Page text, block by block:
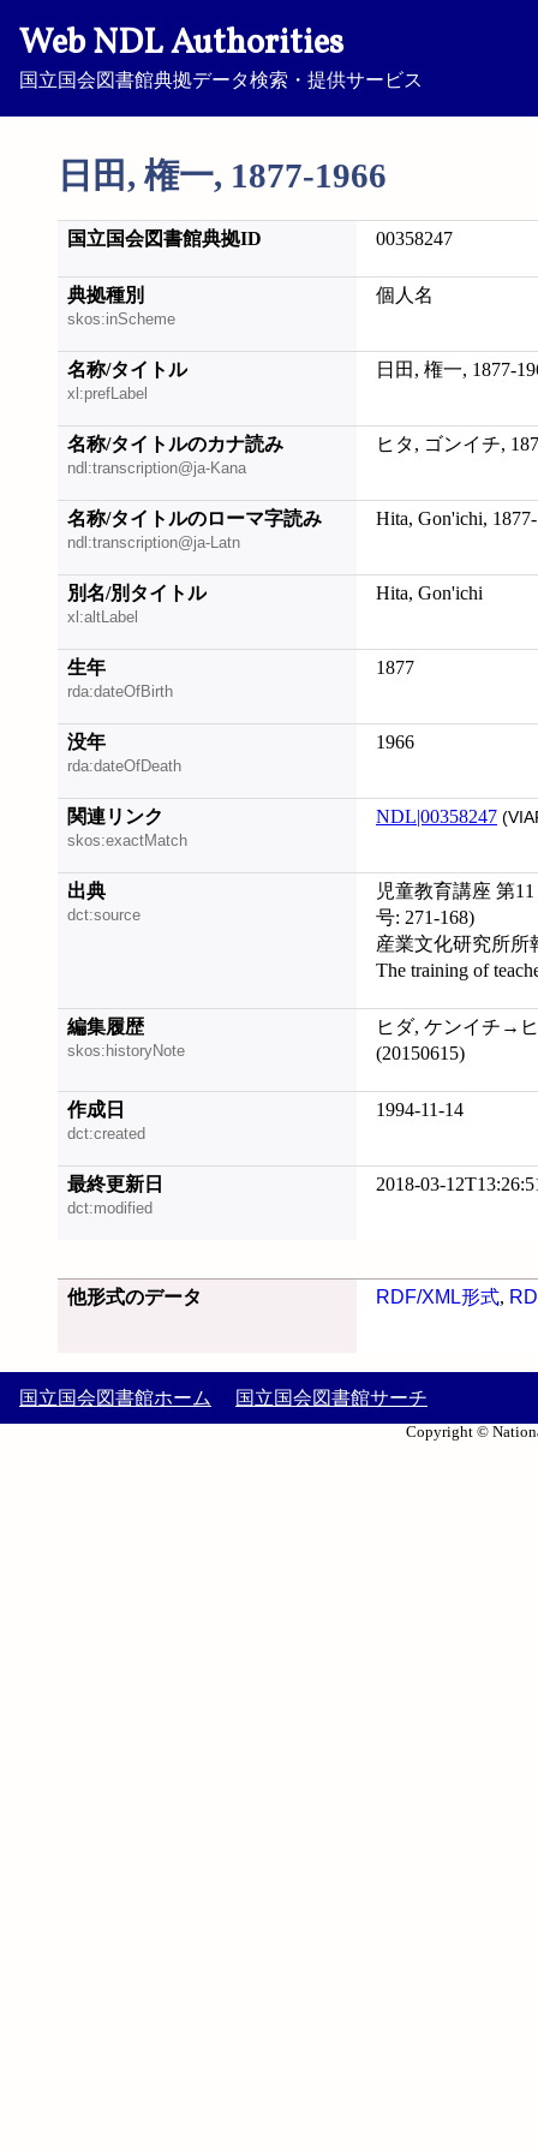
Web NDL Authorities
国立国会図書館典拠データ検索・提供サービス
日田, 権一, 1877-1966
国立国会図書館典拠ID 00358247
典拠種別
skos:inScheme
個人名
名称/タイトル
xl:prefLabel
日田, 権一, 1877-
名称/タイトルのカナ読み
ndl:transcription@ja-Kana
ヒタ, ゴンイチ,
名称/タイトルのローマ字読み
ndl:transcription@ja-Latn
Hita, Gon'ichi,
別名/別タイトル
xl:altLabel
Hita, Gon'ichi
生年
rda:dateOfBirth
1877
没年
rda:dateOfDeath
1966
関連リンク
skos:exactMatch
NDL|00358247
出典
dct:source
児童教育講座 第
号: 271-168)
産業文化研究所所
The training of
編集履歴
skos:historyNote
ヒダ, ケンイチ→
(20150615)
作成日
dct:created
1994-11-14
最終更新日
dct:modified
2018-03-
他形式のデータ RDF/XML形式,
国立国会図書館ホーム 国立国会図書館サーチ
Copyright ©